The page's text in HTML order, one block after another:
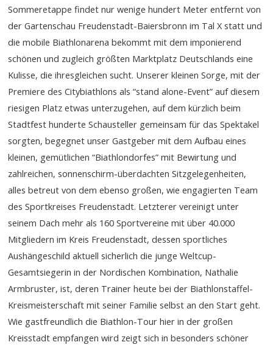
Sommeretappe findet nur wenige hundert Meter entfernt von
der Gartenschau Freudenstadt-Baiersbronn im Tal X statt und
die mobile Biathlonarena bekommt mit dem imponierend
schönen und zugleich größten Marktplatz Deutschlands eine
Kulisse, die ihresgleichen sucht. Unserer kleinen Sorge, mit der
Premiere des Citybiathlons als “stand alone-Event” auf diesem
riesigen Platz etwas unterzugehen, auf dem kürzlich beim
Stadtfest hunderte Schausteller gemeinsam für das Spektakel
sorgten, begegnet unser Gastgeber mit dem Aufbau eines
kleinen, gemütlichen “Biathlondorfes” mit Bewirtung und
zahlreichen, sonnenschirm-überdachten Sitzgelegenheiten,
alles betreut von dem ebenso großen, wie engagierten Team
des Sportkreises Freudenstadt. Letzterer vereinigt unter
seinem Dach mehr als 160 Sportvereine mit über 40.000
Mitgliedern im Kreis Freudenstadt, dessen sportliches
Aushängeschild aktuell sicherlich die junge Weltcup-
Gesamtsiegerin in der Nordischen Kombination, Nathalie
Armbruster, ist, deren Trainer heute bei der Biathlonstaffel-
Kreismeisterschaft mit seiner Familie selbst an den Start geht.
Wie gastfreundlich die Biathlon-Tour hier in der großen
Kreisstadt empfangen wird zeigt sich in besonders schöner